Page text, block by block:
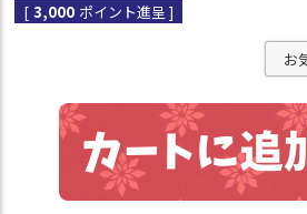
[ 3,000 ポイント進呈 ]
お